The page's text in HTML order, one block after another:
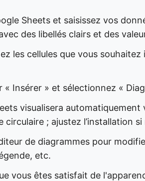
Sheets et saisissez vos
des libellés clairs et des
les cellules que vous
« Insérer » et sélectionnez «
visualisera
circulaire ; ajustez l’installation si
de diagrammes pour
etc.
vous êtes satisfait de